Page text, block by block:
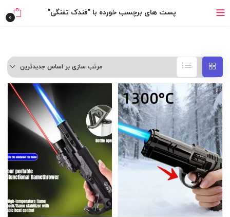
خرید قسطی با ترب‌پی
پست های برچسب خورده با "فندک تفنگی" 0
مرتب سازی بر اساس جدیدترین